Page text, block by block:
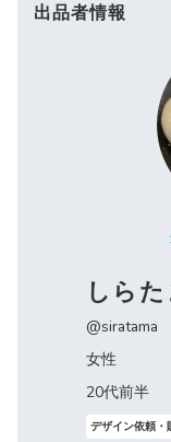
出品者情報
しら
@siratama
女性
20代前半
デザイン依頼・